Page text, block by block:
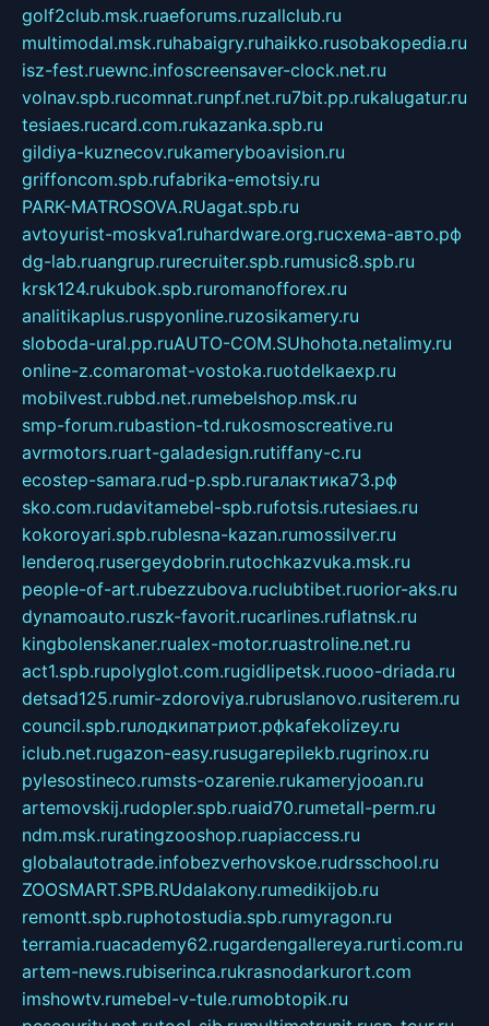
golf2club.msk.ruaeforums.ruzallclub.ru
multimodal.msk.ruhabaigry.ruhaikko.rusobakopedia.ru
isz-fest.ruewnc.infoscreensaver-clock.net.ru
volnav.spb.rucomnat.runpf.net.ru7bit.pp.rukalugatur.ru
tesiaes.rucard.com.rukazanka.spb.ru
gildiya-kuznecov.rukameryboavision.ru
griffoncom.spb.rufabrika-emotsiy.ru
PARK-MATROSOVA.RUagat.spb.ru
avtoyurist-moskva1.ruhardware.org.ruсхема-авто.рф
dg-lab.ruangrup.rurecruiter.spb.rumusic8.spb.ru
krsk124.rukubok.spb.ruromanofforex.ru
analitikaplus.ruspyonline.ruzosikamery.ru
sloboda-ural.pp.ruAUTO-COM.SUhohota.netalimy.ru
online-z.comaromat-vostoka.ruotdelkaexp.ru
mobilvest.rubbd.net.rumebelshop.msk.ru
smp-forum.rubastion-td.rukosmoscreative.ru
avrmotors.ruart-galadesign.rutiffany-c.ru
ecostep-samara.rud-p.spb.ruгалактика73.рф
sko.com.rudavitamebel-spb.rufotsis.rutesiaes.ru
kokoroyari.spb.rublesna-kazan.rumossilver.ru
lenderoq.rusergeydobrin.rutochkazvuka.msk.ru
people-of-art.rubezzubova.ruclubtibet.ruorior-aks.ru
dynamoauto.ruszk-favorit.rucarlines.ruflatnsk.ru
kingbolenskaner.rualex-motor.ruastroline.net.ru
act1.spb.rupolyglot.com.rugidlipetsk.ruooo-driada.ru
detsad125.rumir-zdoroviya.rubruslanovo.rusiterem.ru
council.spb.ruлодкипатриот.рфkafekolizey.ru
iclub.net.rugazon-easy.rusugarepilekb.rugrinox.ru
pylesostineco.rumsts-ozarenie.rukameryjooan.ru
artemovskij.rudopler.spb.ruaid70.rumetall-perm.ru
ndm.msk.ruratingzooshop.ruapiaccess.ru
globalautotrade.infobezverhovskoe.rudrsschool.ru
ZOOSMART.SPB.RUdalakony.rumedikijob.ru
remontt.spb.ruphotostudia.spb.rumyragon.ru
terramia.ruacademy62.rugardengallereya.rurti.com.ru
artem-news.rubiserinca.rukrasnodarkurort.com
imshowtv.rumebel-v-tule.rumobtopik.ru